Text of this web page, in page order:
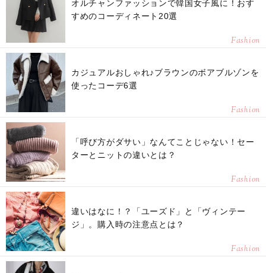
オルチャンファッションで韓国女子風に！おす
すめのコーディネート20選
Fashion
カジュアルおしゃれ♪ブラウンのボアブルゾンを
使ったコーデ6選
Fashion
「呼び方がダサい」なんてことじゃない！セー
ターとニットの違いとは？
Fashion
違いはなに！？「ユーズド」と「ヴィンテー
ジ」。購入時の注意点とは？
Fashion